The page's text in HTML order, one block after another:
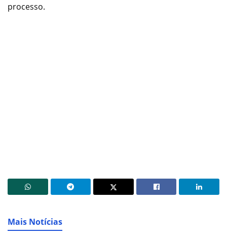
processo.
Mais Notícias